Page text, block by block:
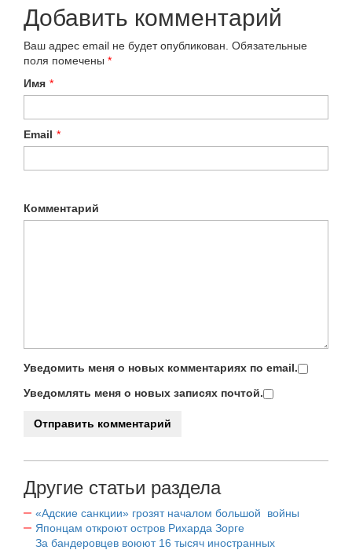
Добавить комментарий
Ваш адрес email не будет опубликован. Обязательные
поля помечены *
Имя *
Email *
Комментарий
Уведомить меня о новых комментариях по email.
Уведомлять меня о новых записях почтой.
Другие статьи раздела
«Адские санкции» грозят началом большой войны
Японцам откроют остров Рихарда Зорге
За бандеровцев воюют 16 тысяч иностранных